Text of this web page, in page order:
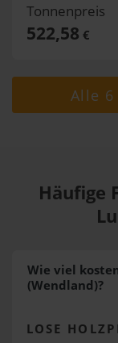
Tonnenpreis
522,58 €
Alle 6
Häufige
Wie viel
(Wendland)?
LOSE